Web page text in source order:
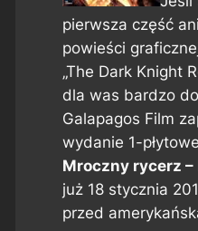
pierwsza część
powieści
„The Dark Knight
dla was bardzo
Galapagos Film
wydanie 1-
Mroczny rycerz –
już 18 stycznia
przed